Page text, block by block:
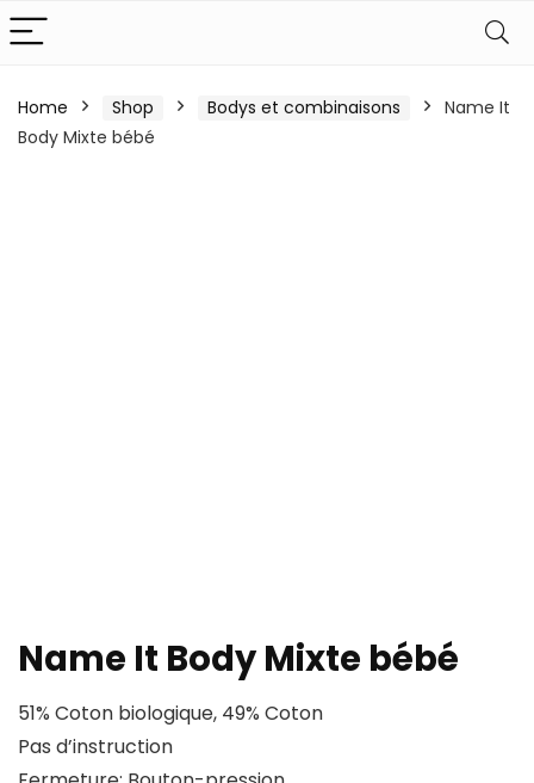
Home Shop Bodys et combinaisons
Name It
Body Mixte bébé
Name It Body Mixte bébé
51% Coton biologique, 49% Coton
Pas d’instruction